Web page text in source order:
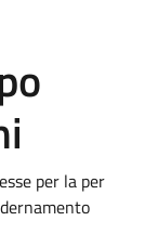
per la per